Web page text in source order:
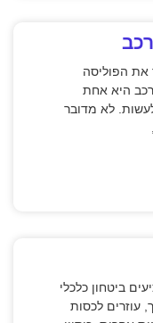
את הפוליסה
היא אחת
לא מדובר
ביטחון כלכלי
עוזרים לכסות